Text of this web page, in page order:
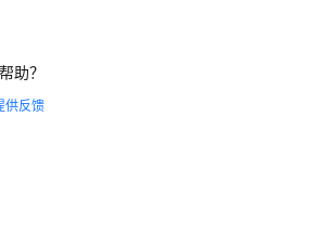
助？
供反馈